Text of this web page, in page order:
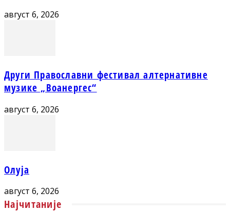
август 6, 2026
Други Православни фестивал алтернативне
музике „Воанергес“
август 6, 2026
Олуја
август 6, 2026
Најчитаније